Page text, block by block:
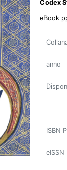
Codex
eBook
anno
ISBN
eISSN